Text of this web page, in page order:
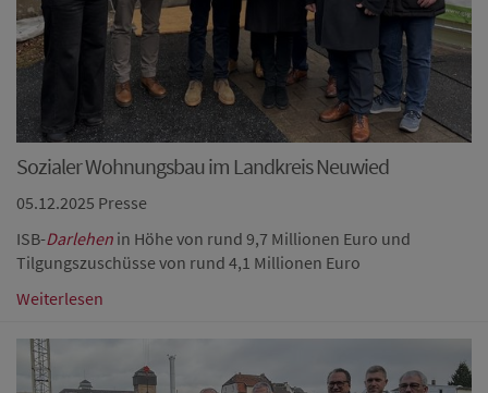
Sozialer Wohnungsbau im Landkreis Neuwied
05.12.2025 Presse
ISB-Darlehen in Höhe von rund 9,7 Millionen Euro und
Tilgungszuschüsse von rund 4,1 Millionen Euro
Weiterlesen